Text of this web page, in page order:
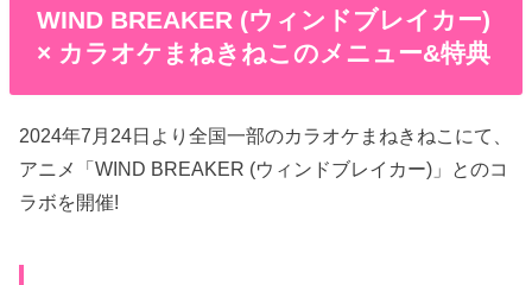
WIND BREAKER (ウィンドブレイカー)
× カラオケまねきねこのメニュー&特典
2024年7月24日より全国一部のカラオケまねきねこにて、
アニメ「WIND BREAKER (ウィンドブレイカー)」とのコ
ラボを開催!